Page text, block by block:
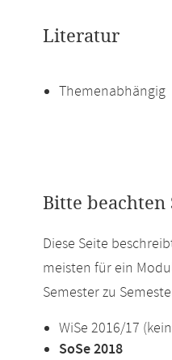
Literatur
Themenabhängig
Bitte beachten
Diese Seite
meisten für ein
Semester zu
WiSe 2016/17
SoSe 2018